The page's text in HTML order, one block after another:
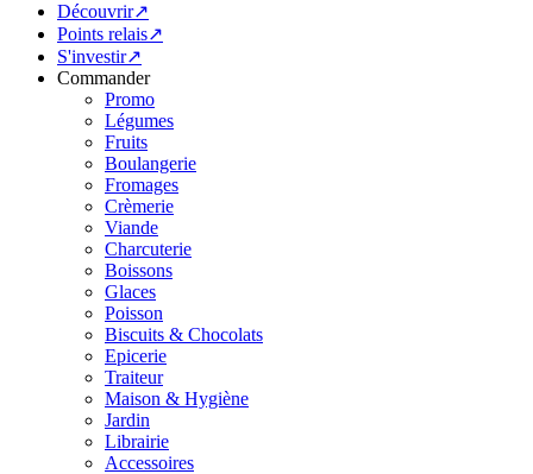
Découvrir↗
Points relais↗
S'investir↗
Commander
Promo
Légumes
Fruits
Boulangerie
Fromages
Crèmerie
Viande
Charcuterie
Boissons
Glaces
Poisson
Biscuits & Chocolats
Epicerie
Traiteur
Maison & Hygiène
Jardin
Librairie
Accessoires